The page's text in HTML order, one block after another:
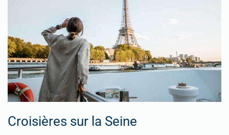
Croisières sur la Seine